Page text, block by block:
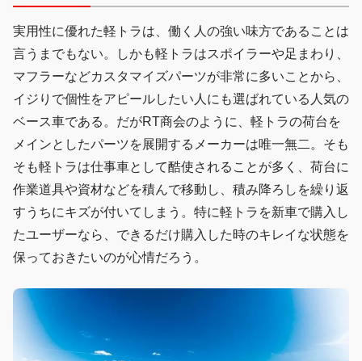
実用性に優れた軽トラは、働く人の強い味方であることは
言うまでもない。しかも軽トラはスポイラーや足まわり、
マフラーなどカスタマイズパーツが非常に多いことから、
イジりで個性をアピールしたい人にも選ばれている人気の
ベース車である。だがRT商会のように、軽トラの荷台を
メインとしたパーツを展開するメーカーは唯一無二。そも
そも軽トラは仕事車として酷使されることが多く、荷台に
作業道具や資材などを積んで移動し、積み降ろしを繰り返
すうちにキズが付いてしまう。特に軽トラを新車で購入し
たユーザーなら、できるだけ購入した時のキレイな状態を
保っておきたいのが心情だろう。